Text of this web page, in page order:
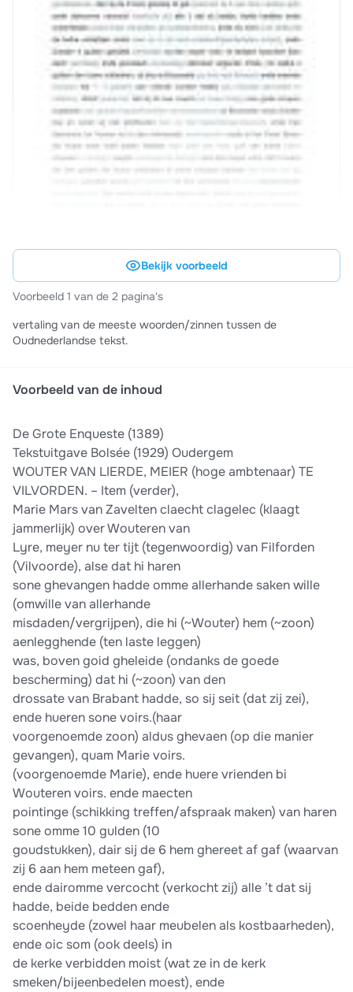
Bekijk voorbeeld
Voorbeeld 1 van de 2 pagina's
vertaling van de meeste woorden/zinnen tussen de
Oudnederlandse tekst.
Voorbeeld van de inhoud
De Grote Enqueste (1389)
Tekstuitgave Bolsée (1929) Oudergem
WOUTER VAN LIERDE, MEIER (hoge ambtenaar) TE
VILVORDEN. – Item (verder),
Marie Mars van Zavelten claecht clagelec (klaagt
jammerlijk) over Wouteren van
Lyre, meyer nu ter tijt (tegenwoordig) van Filforden
(Vilvoorde), alse dat hi haren
sone ghevangen hadde omme allerhande saken wille
(omwille van allerhande
misdaden/vergrijpen), die hi (~Wouter) hem (~zoon)
aenlegghende (ten laste leggen)
was, boven goid gheleide (ondanks de goede
bescherming) dat hi (~zoon) van den
drossate van Brabant hadde, so sij seit (dat zij zei),
ende hueren sone voirs.(haar
voorgenoemde zoon) aldus ghevaen (op die manier
gevangen), quam Marie voirs.
(voorgenoemde Marie), ende huere vrienden bi
Wouteren voirs. ende maecten
pointinge (schikking treffen/afspraak maken) van haren
sone omme 10 gulden (10
goudstukken), dair sij de 6 hem ghereet af gaf (waarvan
zij 6 aan hem meteen gaf),
ende dairomme vercocht (verkocht zij) alle ’t dat sij
hadde, beide bedden ende
scoenheyde (zowel haar meubelen als kostbaarheden),
ende oic som (ook deels) in
de kerke verbidden moist (wat ze in de kerk
smeken/bijeenbedelen moest), ende